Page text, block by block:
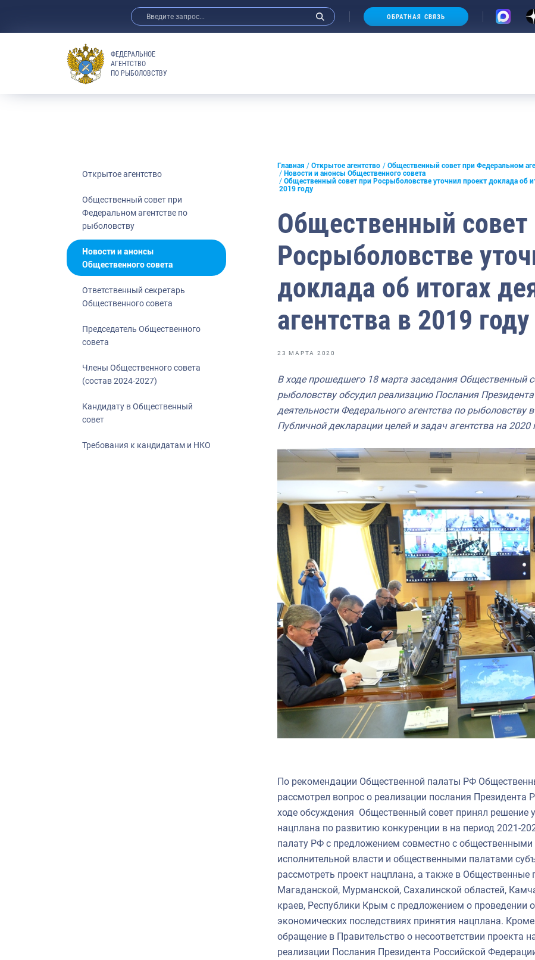
Реализация Концепции открытости
Ответственный секретарь
Кандидату в Общественный совет
Интернет-конференции
Публичная декларация целей и задач
Федерального агентства по рыболовству
Молодежный совет Росрыболовства
Государство для людей
ОБРАТНАЯ СВЯЗЬ
ФЕДЕРАЛЬНОЕ
АГЕНТСТВО
ПО РЫБОЛОВСТВУ
Аукционы
Открытое агентство
Общественный совет при
Федеральном агентстве по
рыболовству
Новости и анонсы
Общественного совета
Ответственный секретарь
Общественного совета
Председатель Общественного
совета
Члены Общественного совета
(состав 2024-2027)
Кандидату в Общественный
совет
Требования к кандидатам и НКО
Главная Открытое агентство
Общественный совет при Федеральном
Новости и анонсы Общественного совета
Общественный совет при Росрыболовстве уточнил проект доклада об
2019 году
Общественный совет
Росрыболовстве
доклада об итогах
агентства в 2019 году
23 МАРТА 2020
В ходе прошедшего 18 марта заседания Общественный
рыболовству обсудил реализацию Послания
деятельности Федерального агентства по рыболовству
Публичной декларации целей и задач агентства на 2020
По рекомендации Общественной палаты РФ
рассмотрел вопрос о реализации послания Президента
ходе обсуждения Общественный совет принял решение
нацплана по развитию конкуренции в на период 2021-
палату РФ с предложением совместно с
исполнительной власти и общественными палатами
рассмотреть проект нацплана, а также в Общественные
Магаданской, Мурманской, Сахалинской областей,
краев, Республики Крым с предложением о проведении
экономических последствиях принятия нацплана.
обращение в Правительство о несоответствии проекта
реализации Послания Президента Российской